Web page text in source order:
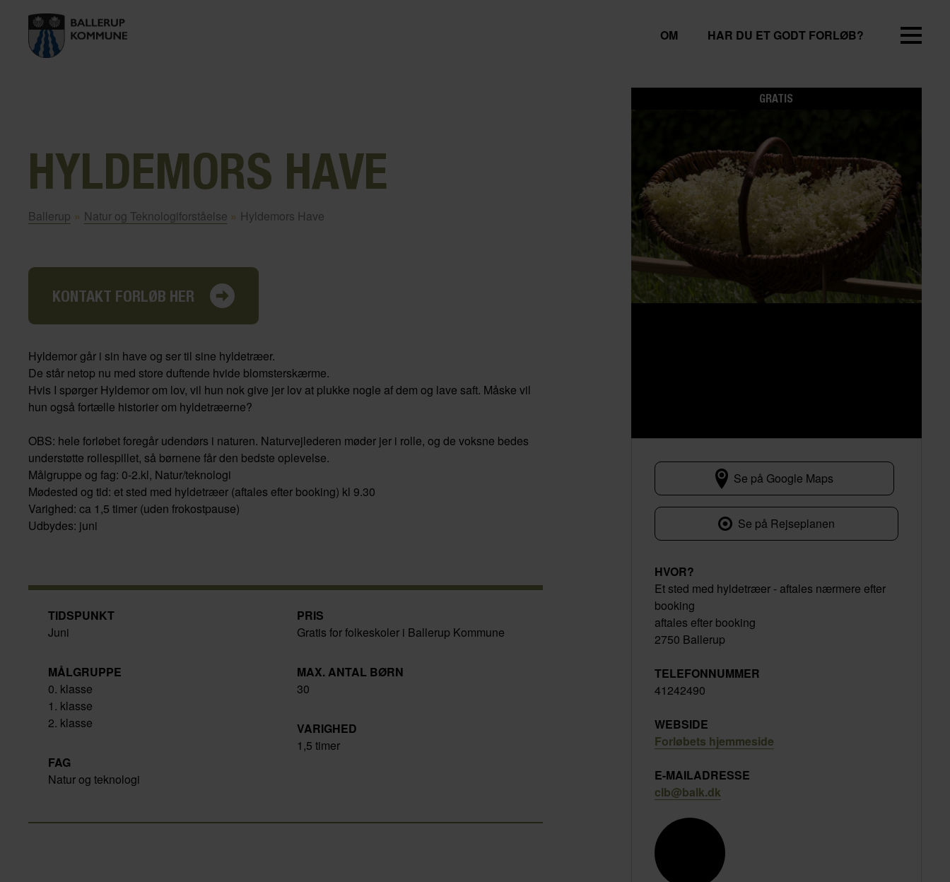
OM HAR DU ET GODT FORLØB?
HYLDEMORS HAVE
Ballerup » Natur og Teknologiforståelse » Hyldemors Have
KONTAKT FORLØB HER
Hyldemor går i sin have og ser til sine hyldetræer.
De står netop nu med store duftende hvide blomsterskærme.
Hvis I spørger Hyldemor om lov, vil hun nok give jer lov at plukke nogle af dem og lave saft. Måske vil
hun også fortælle historier om hyldetræerne?
OBS: hele forløbet foregår udendørs i naturen. Naturvejlederen møder jer i rolle, og de voksne bedes
understøtte rollespillet, så børnene får den bedste oplevelse.
Målgruppe og fag: 0-2.kl, Natur/teknologi
Mødested og tid: et sted med hyldetræer (aftales efter booking) kl 9.30
Varighed: ca 1,5 timer (uden frokostpause)
Udbydes: juni
TIDSPUNKT
Juni
MÅLGRUPPE
0. klasse
1. klasse
2. klasse
FAG
Natur og teknologi
PRIS
Gratis for folkeskoler i Ballerup Kommune
MAX. ANTAL BØRN
30
VARIGHED
1,5 timer
GRATIS
aftales efter booking
Se på Google Maps
Se på Rejseplanen
HVOR?
Et sted med hyldetræer - aftales nærmere efter
booking
aftales efter booking
2750 Ballerup
TELEFONNUMMER
41242490
WEBSIDE
Forløbets hjemmeside
E-MAILADRESSE
clb@balk.dk